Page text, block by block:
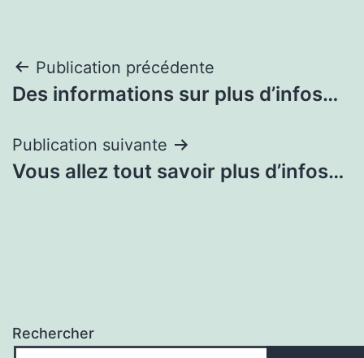
Navigation
de
l’article
Publication précédente
Des informations sur plus d’infos…
Publication suivante
Vous allez tout savoir plus d’infos…
Rechercher